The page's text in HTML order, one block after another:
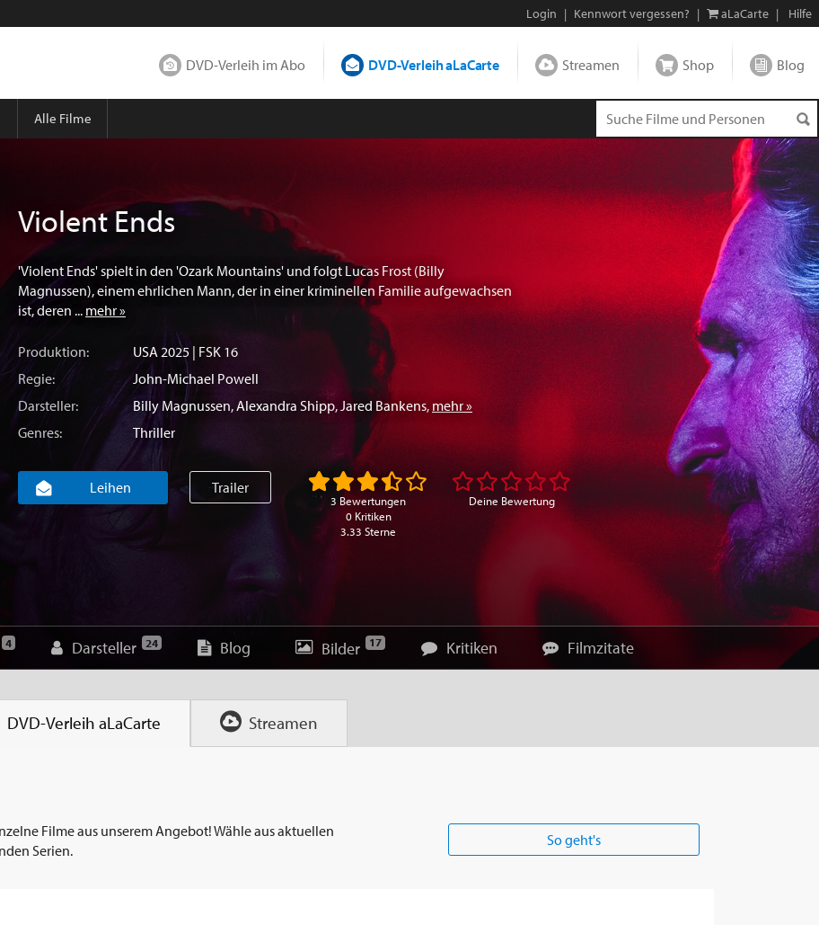
Login | Kennwort vergessen? | aLaCarte | Hilfe
DVD-Verleih im Abo DVD-Verleih aLaCarte Streamen Shop Blog
Alle Filme
Violent Ends
'Violent Ends' spielt in den 'Ozark Mountains' und folgt Lucas Frost (Billy
Magnussen), einem ehrlichen Mann, der in einer kriminellen Familie aufgewachsen
ist, deren ... mehr »
Produktion: USA2025 | FSK 16
Regie:
John-Michael Powell
Darsteller:
Billy Magnussen,Alexandra Shipp,Jared Bankens, mehr »
Genres:
Thriller
Leihen Trailer
3 Bewertungen
0 Kritiken
3.33 Sterne
Deine Bewertung
4 Darsteller 24 Blog Bilder 17 Kritiken Filmzitate
DVD-Verleih aLaCarte Streamen
Filme aus unserem Angebot! Wähle aus aktuellen
Serien.
So geht's